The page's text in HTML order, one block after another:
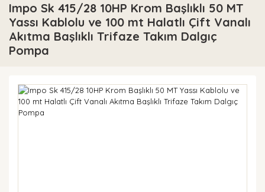
Impo Sk 415/28 10HP Krom Başlıklı 50 MT
Yassı Kablolu ve 100 mt Halatlı Çift Vanalı
Akıtma Başlıklı Trifaze Takım Dalgıç
Pompa